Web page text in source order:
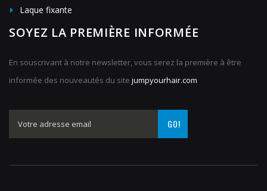
Laque fixante
SOYEZ LA PREMIÈRE INFORMÉE
En souscrivant à notre newsletter, vous serez la première à être
informée des nouveautés du site jumpyourhair.com
GO!